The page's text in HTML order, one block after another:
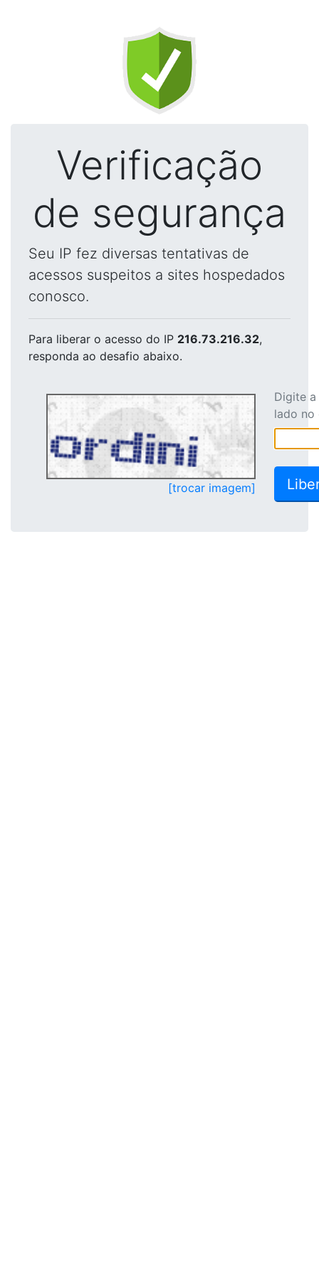
Verificação
de segurança
Seu IP fez diversas tentativas de
acessos suspeitos a sites hospedados
conosco.
Para liberar o acesso do IP 216.73.216.32,
responda ao desafio abaixo.
[trocar imagem]
Digite
lado no